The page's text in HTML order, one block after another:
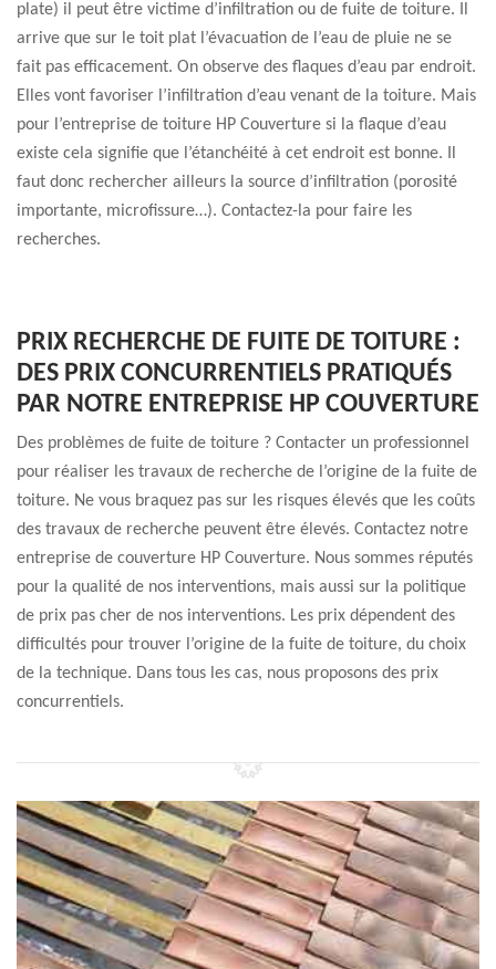
plate) il peut être victime d’infiltration ou de fuite de toiture. Il
arrive que sur le toit plat l’évacuation de l’eau de pluie ne se
fait pas efficacement. On observe des flaques d’eau par endroit.
Elles vont favoriser l’infiltration d’eau venant de la toiture. Mais
pour l’entreprise de toiture HP Couverture si la flaque d’eau
existe cela signifie que l’étanchéité à cet endroit est bonne. Il
faut donc rechercher ailleurs la source d’infiltration (porosité
importante, microfissure…). Contactez-la pour faire les
recherches.
PRIX RECHERCHE DE FUITE DE TOITURE :
DES PRIX CONCURRENTIELS PRATIQUÉS
PAR NOTRE ENTREPRISE HP COUVERTURE
Des problèmes de fuite de toiture ? Contacter un professionnel
pour réaliser les travaux de recherche de l’origine de la fuite de
toiture. Ne vous braquez pas sur les risques élevés que les coûts
des travaux de recherche peuvent être élevés. Contactez notre
entreprise de couverture HP Couverture. Nous sommes réputés
pour la qualité de nos interventions, mais aussi sur la politique
de prix pas cher de nos interventions. Les prix dépendent des
difficultés pour trouver l’origine de la fuite de toiture, du choix
de la technique. Dans tous les cas, nous proposons des prix
concurrentiels.